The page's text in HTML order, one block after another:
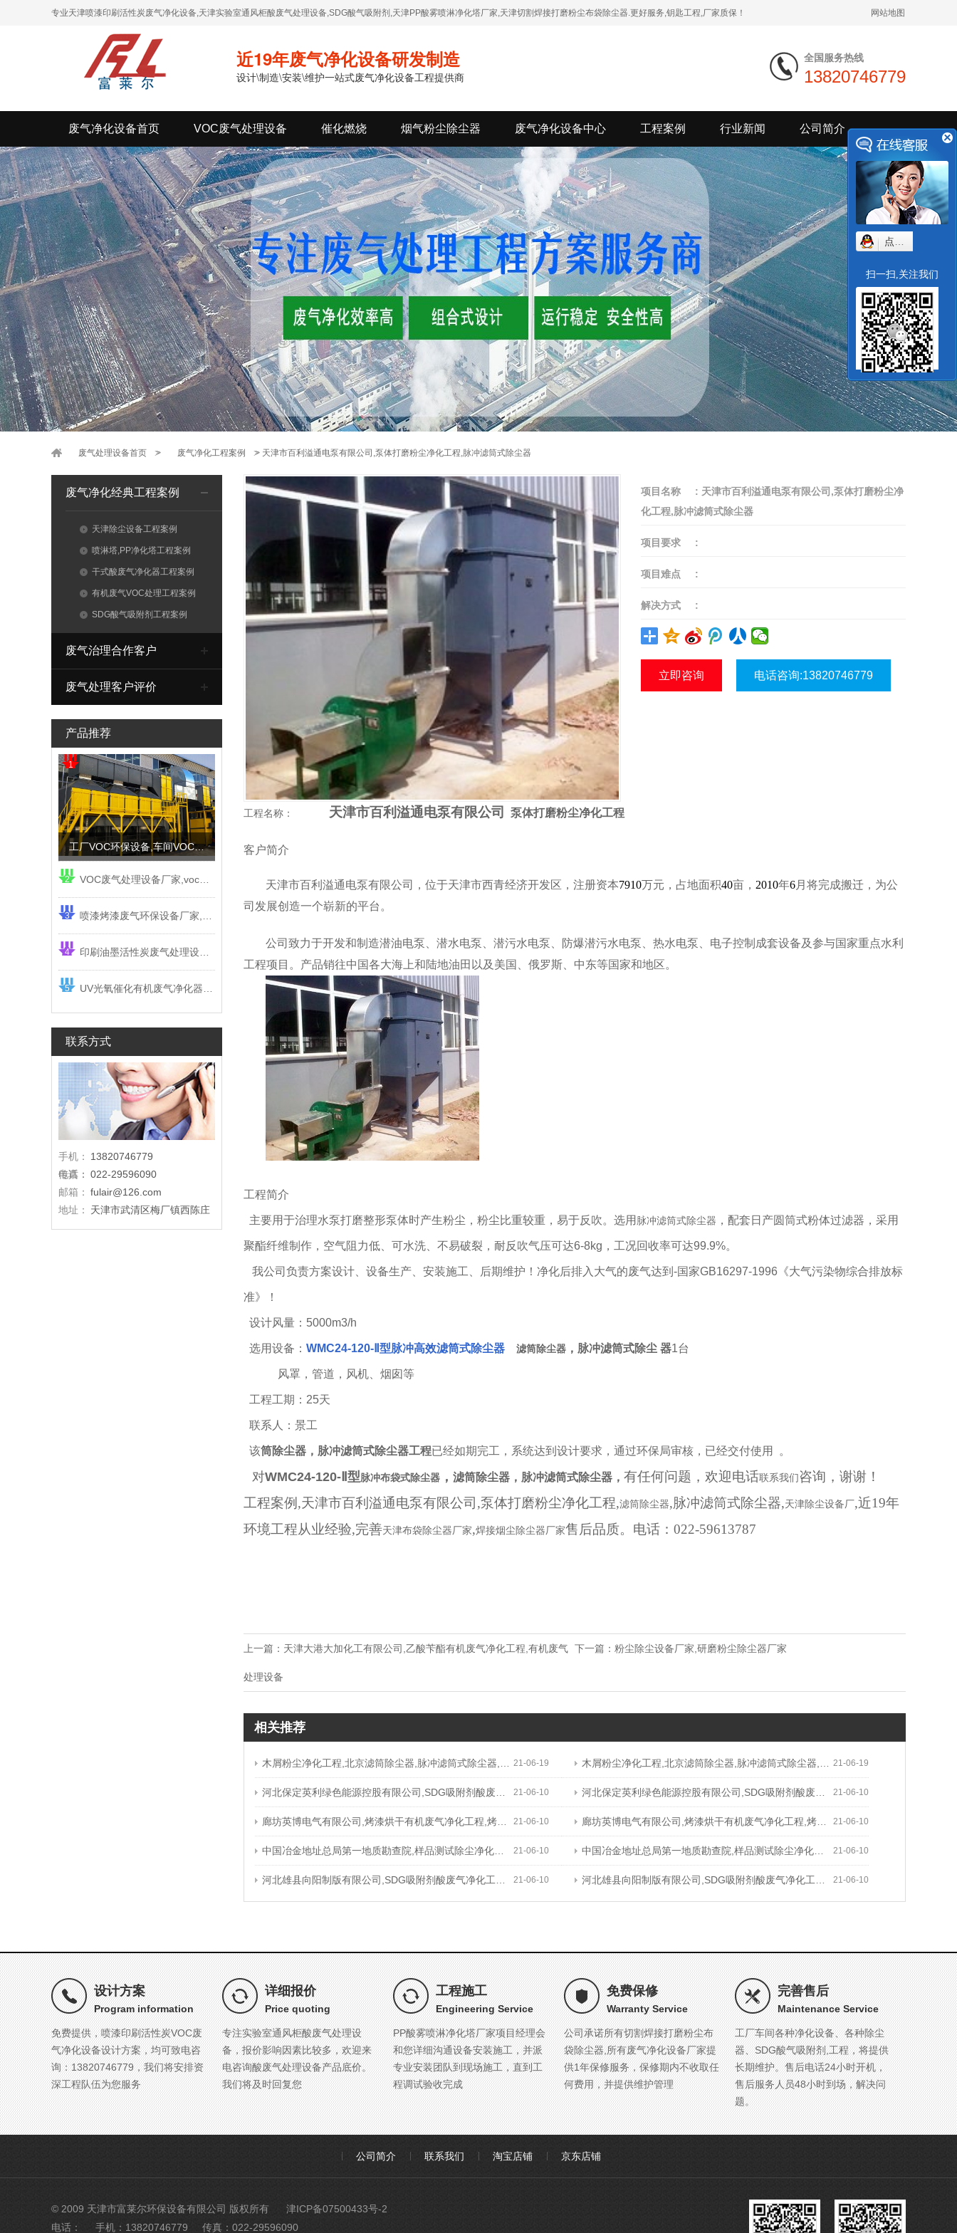
专业天津喷漆印刷活性炭废气净化设备,天津实验室通风柜酸废气处理设备,SDG酸气吸附剂,天津PP酸雾喷淋净化塔厂家,天津切割焊接打磨粉尘布袋除尘器.更好服务,钥匙工程,厂家质保！ 网站地图
近19年废气净化设备研发制造
设计\制造\安装\维护一站式废气净化设备工程提供商
全国服务热线
13820746779
废气净化设备首页 VOC废气处理设备 催化燃烧 烟气粉尘除尘器 废气净化设备中心 工程案例 行业新闻 公司简介
废气处理设备首页 > 废气净化工程案例 > 天津市百利溢通电泵有限公司,泵体打磨粉尘净化工程,脉冲滤筒式除尘器
废气净化经典工程案例
天津除尘设备工程案例
喷淋塔,PP净化塔工程案例
干式酸废气净化器工程案例
有机废气VOC处理工程案例
SDG酸气吸附剂工程案例
废气治理合作客户
废气处理客户评价
产品推荐
1
工厂VOC环保设备,车间VOC治理环保设备厂家
2
3
4
5
联系方式
手机：
13820746779
电话：
传真： 022-29596090
邮箱： fulair@126.com
地址：
天津市武清区梅厂镇西陈庄
项目名称 : 天津市百利溢通电泵有限公司,泵体打磨粉尘净
化工程,脉冲滤筒式除尘器
项目要求 :
项目难点 :
解决方式 :
立即咨询 电话咨询:13820746779
工程名称： 天津市百利溢通电泵有限公司 泵体打磨粉尘净化工程
客户简介
天津市百利溢通电泵有限公司，位于天津市西青经济开发区 ，注册资本7910万元， 占地面积40亩， 2010年6月将完成搬迁，为公
司发展创造一个崭新的平台。
公司致力于开发和制造潜油电泵、潜水电泵、潜污水电泵、防爆潜污水电泵、热水电泵、电子控制成套设备及参与国家重点水利
工程项目。产品销往中国各大海上和陆地油田以及美国、俄罗斯、中东等国家和地区。
工程简介
主要用于治理水泵打磨整形泵体时产生粉尘，粉尘比重较重，易于反吹。选用 脉冲滤筒式除尘器 ，配套日产圆筒式粉体过滤器，采用
聚酯纤维制作，空气阻力低、可水洗、不易破裂，耐反吹气压可达6-8kg ，工况回收率可达99.9%。
我公司负责方案设计、设备生产、安装施工、后期维护！净化后排入大气的废气达到-国家GB16297-1996《大气污染物综合排放标
准》！
设计风量：5000m3/h
选用设备： WMC24-120- Ⅱ型脉冲高效滤筒式除尘器 滤筒除尘器 ，脉冲滤筒式除尘 器1台
风罩，管道，风机、烟囱等
工程工期：25天
联系人：景工
该筒除尘器，脉冲滤筒式除尘器工程已经如期完工，系统达到设计要求，通过环保局审核，已经交付使用 。
对WMC24-120-Ⅱ型脉冲布袋式除尘器 ， 滤筒除尘器，脉冲滤筒式除尘器 ， 有任何问题，欢迎电话联系我们咨询，谢谢！
工程案例,天津市百利溢通电泵有限公司,泵体打磨粉尘净化工程,滤筒除尘器,脉冲滤筒式除尘器,天津除尘设备厂,近19年
环境工程从业经验,完善天津布袋除尘器厂家,焊接烟尘除尘器厂家售后品质。电话：022-59613787
下一篇： 粉尘除尘设备厂家,研磨粉尘除尘器厂家
上一篇： 天津大港大加化工有限公司,乙酸苄酯有机废气净化工程,有机废气
处理设备
相关推荐
21-06-19
木屑粉尘净化工程,北京滤筒除尘器,脉冲滤筒式除尘器,高效滤筒除尘器 21-06-19
木屑粉尘净化工程,北京滤筒除尘器,脉冲滤筒式除尘器,高效滤筒除尘器
21-06-10
河北保定英利绿色能源控股有限公司,SDG吸附剂酸废气净化工程,干式酸废气净化器 21-06-10
河北保定英利绿色能源控股有限公司,SDG吸附剂酸废气净化工程,干式酸废气净化器
21-06-10
廊坊英博电气有限公司,烤漆烘干有机废气净化工程,烤漆烘干有机废气净化器 21-06-10
廊坊英博电气有限公司,烤漆烘干有机废气净化工程,烤漆烘干有机废气净化器
21-06-10
中国冶金地址总局第一地质勘查院,样品测试除尘净化工程,高效滤筒除尘器 21-06-10
中国冶金地址总局第一地质勘查院,样品测试除尘净化工程,高效滤筒除尘器
21-06-10
河北雄县向阳制版有限公司,SDG吸附剂酸废气净化工程,铬酸废气净化系统工程 21-06-10
河北雄县向阳制版有限公司,SDG吸附剂酸废气净化工程,铬酸废气净化系统工程
设计方案
Program information
免费提供，喷漆印刷活性炭VOC废
气净化设备设计方案，均可致电咨
询：13820746779，我们将安排资
深工程队伍为您服务
详细报价
Price quoting
专注实验室通风柜酸废气处理设
备，报价影响因素比较多，欢迎来
电咨询酸废气处理设备产品底价。
我们将及时回复您
工程施工
Engineering Service
PP酸雾喷淋净化塔厂家项目经理会
和您详细沟通设备安装施工，并派
专业安装团队到现场施工，直到工
程调试验收完成
免费保修
Warranty Service
公司承诺所有切割焊接打磨粉尘布
袋除尘器,所有废气净化设备厂家提
供1年保修服务，保修期内不收取任
何费用，并提供维护管理
完善售后
Maintenance Service
工厂车间各种净化设备、各种除尘
器、SDG酸气吸附剂,工程，将提供
长期维护。售后电话24小时开机，
售后服务人员48小时到场，解决问
题。
公司简介 联系我们 淘宝店铺 京东店铺
© 2009 天津市富莱尔环保设备有限公司 版权所有
津ICP备07500433号-2
电话：
手机：13820746779 传真：022-29596090
扫一扫,关注我们